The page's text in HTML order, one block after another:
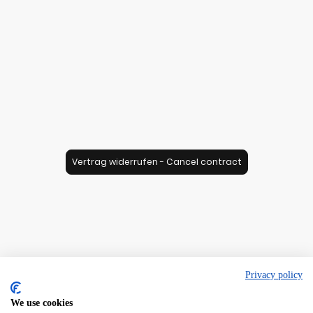
Vertrag widerrufen - Cancel contract
Privacy policy
We use cookies